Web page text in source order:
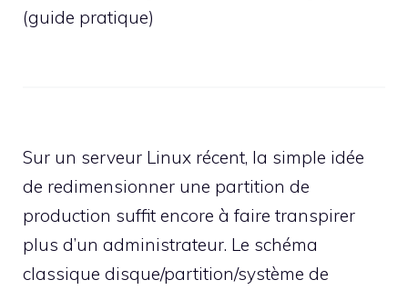
(guide pratique)
Sur un serveur Linux récent, la simple idée
de redimensionner une partition de
production suffit encore à faire transpirer
plus d’un administrateur. Le schéma
classique disque/partition/système de